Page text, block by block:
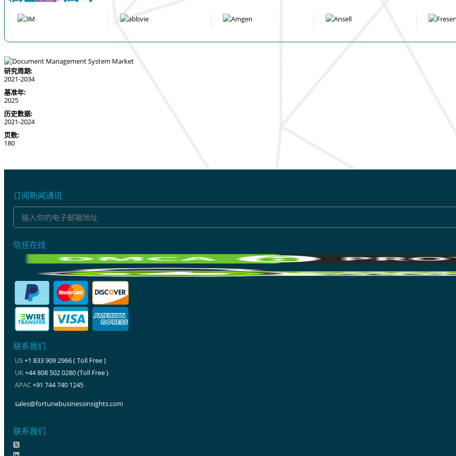
研究周期:
2021-2034
基准年:
2025
历史数据:
2021-2024
页数:
180
订阅新闻通讯
信任在线
联系我们
US+1 833 909 2966 ( Toll Free )
UK+44 808 502 0280 (Toll Free )
APAC+91 744 740 1245
sales@fortunebusinessinsights.com
联系我们